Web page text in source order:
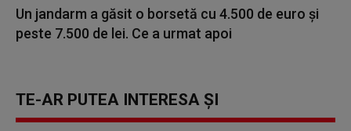
Un jandarm a găsit o borsetă cu 4.500 de euro și
peste 7.500 de lei. Ce a urmat apoi
TE-AR PUTEA INTERESA ȘI